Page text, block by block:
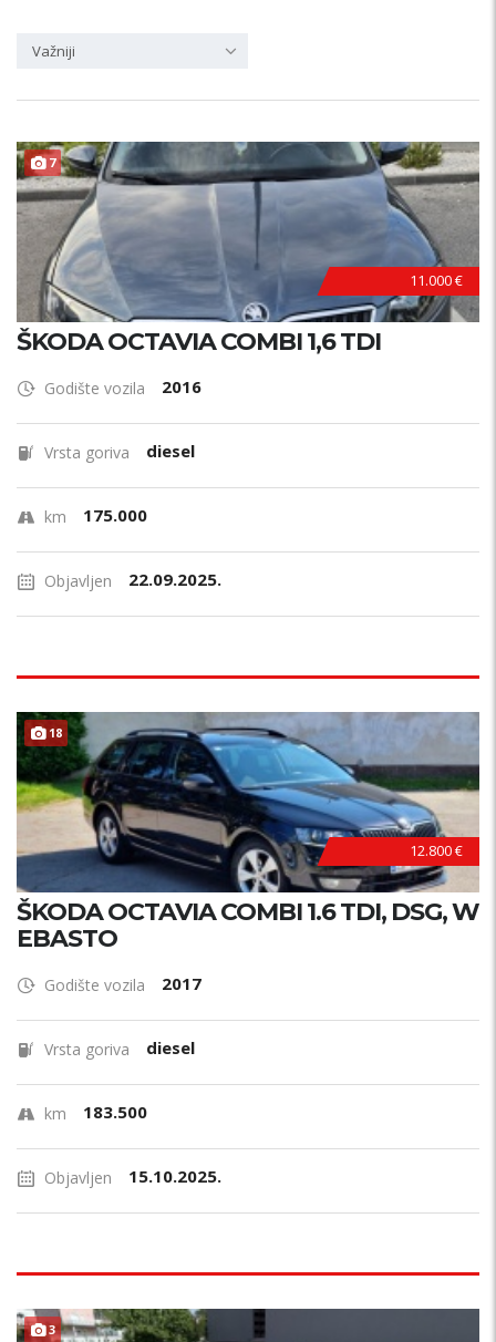
Važniji
7
11.000 €
ŠKODA OCTAVIA COMBI 1,6 TDI
Godište vozila 2016
Vrsta goriva diesel
km 175.000
Objavljen 22.09.2025.
18
12.800 €
ŠKODA OCTAVIA COMBI 1.6 TDI, DSG, W
EBASTO
Godište vozila 2017
Vrsta goriva diesel
km 183.500
Objavljen 15.10.2025.
3